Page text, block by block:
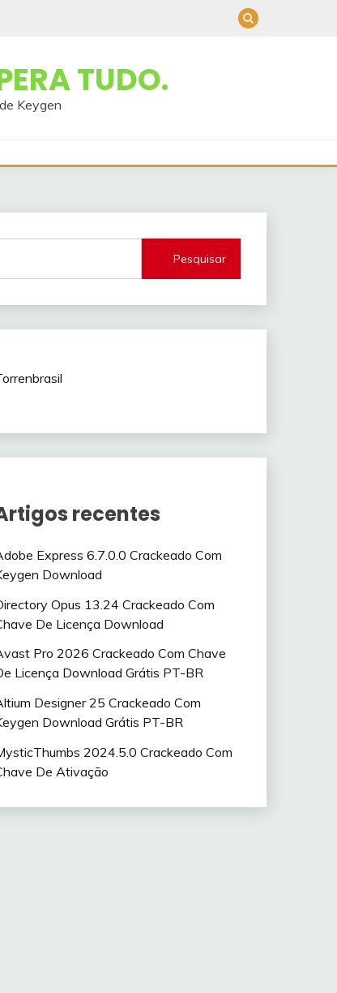
TUDO.
Keygen
Pesquisar
recentes
Express 6.7.0.0 Crackeado Com
Download
Opus 13.24 Crackeado Com
De Licença Download
Pro 2026 Crackeado Com Chave
Licença Download Grátis PT-BR
Designer 25 Crackeado Com
Download Grátis PT-BR
2024.5.0 Crackeado Com
De Ativação